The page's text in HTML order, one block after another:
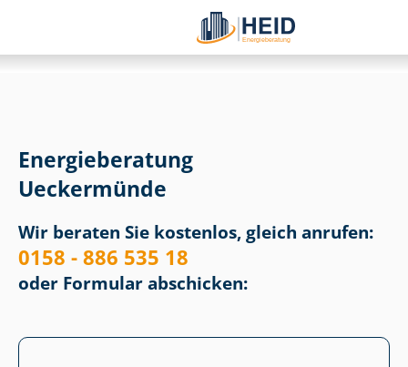
Energieberatung
Ueckermünde
Wir beraten Sie kostenlos, gleich anrufen:
0158 - 886 535 18
oder Formular abschicken: